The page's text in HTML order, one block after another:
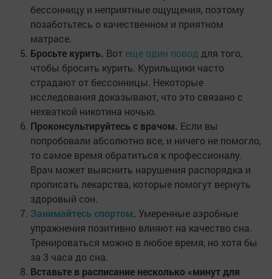
бессонницу и неприятные ощущения, поэтому
позаботьтесь о качественном и приятном
матрасе.
Бросьте курить. Вот еще один повод для того,
чтобы бросить курить. Курильщики часто
страдают от бессонницы. Некоторые
исследования доказывают, что это связано с
нехваткой никотина ночью.
Проконсультируйтесь с врачом. Если вы
попробовали абсолютно все, и ничего не помогло,
то самое время обратиться к профессионалу.
Врач может выяснить нарушения распорядка и
прописать лекарства, которые помогут вернуть
здоровый сон.
Занимайтесь спортом. Умеренные аэробные
упражнения позитивно влияют на качество сна.
Тренироваться можно в любое время, но хотя бы
за 3 часа до сна.
Вставьте в расписание несколько «минут для